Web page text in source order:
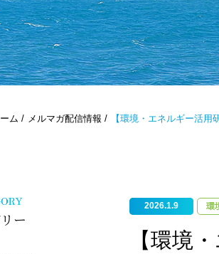
ム メルマガ配信情報 【環境・エネルギー活
ー
2026.1.9 環
【環境